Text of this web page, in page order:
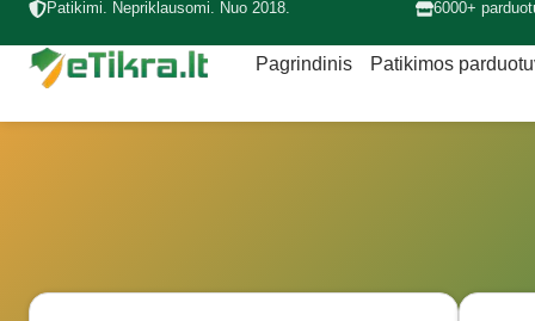
Patikimi. Nepriklausomi. Nuo 2018. 6000+
Pagrindinis Patikimos